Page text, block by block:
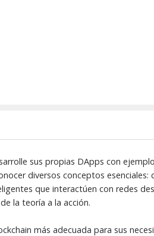
sus propias DApps con
diversos conceptos
que interactúen con redes
la teoría a la acción.
más adecuada para sus